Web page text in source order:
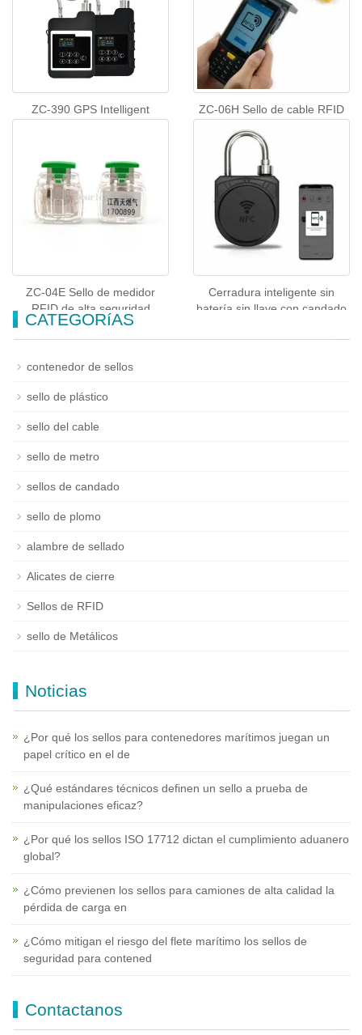
ZC-390 GPS Intelligent
ZC-06H Sello de cable RFID
ZC-04E Sello de medidor
RFID de alta seguridad
Cerradura inteligente sin
batería sin llave con candado
CATEGORíAS
contenedor de sellos
sello de plástico
sello del cable
sello de metro
sellos de candado
sello de plomo
alambre de sellado
Alicates de cierre
Sellos de RFID
sello de Metálicos
Noticias
¿Por qué los sellos para contenedores marítimos juegan un
papel crítico en el de
¿Qué estándares técnicos definen un sello a prueba de
manipulaciones eficaz?
¿Por qué los sellos ISO 17712 dictan el cumplimiento aduanero
global?
¿Cómo previenen los sellos para camiones de alta calidad la
pérdida de carga en
¿Cómo mitigan el riesgo del flete marítimo los sellos de
seguridad para contened
Contactanos